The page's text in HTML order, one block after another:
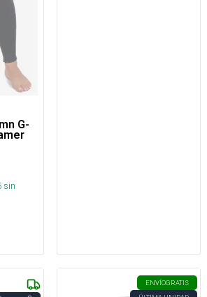
G-
sin
ENVÍOGRATIS